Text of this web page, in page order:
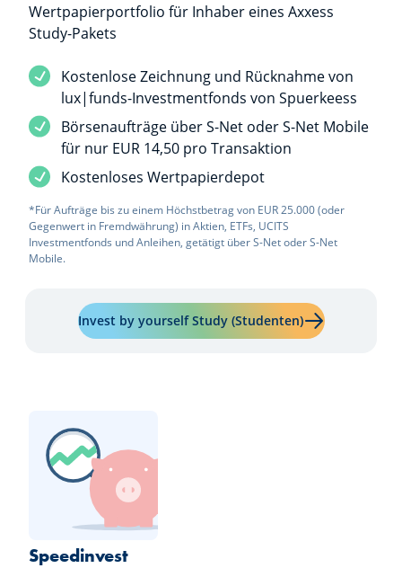
Wertpapierportfolio für Inhaber eines Axxess
Study-Pakets
Dienstleistung inbegriffen
Kostenlose Zeichnung und Rücknahme von
lux|funds-Investmentfonds von Spuerkeess
Dienstleistung inbegriffen
Börsenaufträge über S-Net oder S-Net Mobile
für nur EUR 14,50 pro Transaktion
Dienstleistung inbegriffen
Kostenloses Wertpapierdepot
*Für Aufträge bis zu einem Höchstbetrag von EUR 25.000 (oder
Gegenwert in Fremdwährung) in Aktien, ETFs, UCITS
Investmentfonds und Anleihen, getätigt über S-Net oder S-Net
Mobile.
Invest by yourself Study (Studenten)Mehr erfahren
Speedinvest